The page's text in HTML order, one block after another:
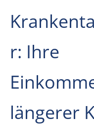
r: Ihre
längerer